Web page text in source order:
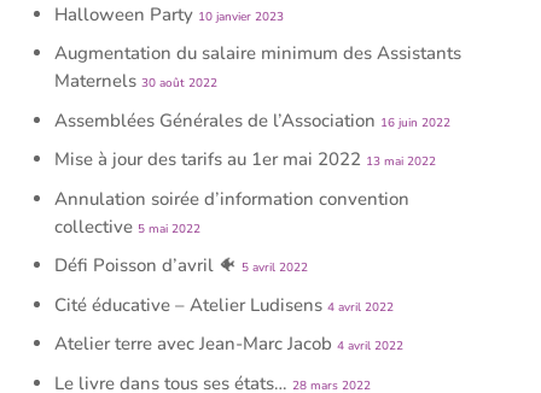
Halloween Party 10 janvier 2023
Augmentation du salaire minimum des Assistants
Maternels 30 août 2022
Assemblées Générales de l’Association 16 juin 2022
Mise à jour des tarifs au 1er mai 2022 13 mai 2022
Annulation soirée d’information convention
collective 5 mai 2022
Défi Poisson d’avril 🐠 5 avril 2022
Cité éducative – Atelier Ludisens 4 avril 2022
Atelier terre avec Jean-Marc Jacob 4 avril 2022
Le livre dans tous ses états… 28 mars 2022